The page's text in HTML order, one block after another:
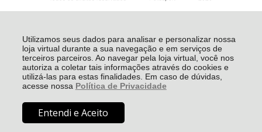
Utilizamos seus dados para analisar e personalizar nossa
loja virtual durante a sua navegação e em serviços de
terceiros parceiros. Ao navegar pela loja virtual, você nos
autoriza a coletar tais informações através do cookies e
utilizá-las para estas finalidades. Em caso de dúvidas,
acesse nossa Política de Privacidade
Entendi e Aceito